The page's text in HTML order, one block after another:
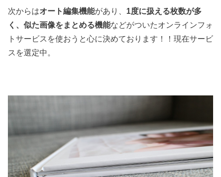
次からはオート編集機能があり、 1度に扱える枚数が多
く、似た画像をまとめる機能などがついたオンラインフォ
トサービスを使おうと心に決めております！！現在サービ
スを選定中。